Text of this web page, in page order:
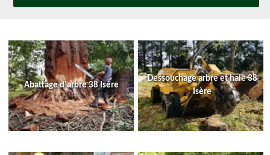
Abattage d'arbre 38 Isère
Dessouchage arbre et haie 38
Isère